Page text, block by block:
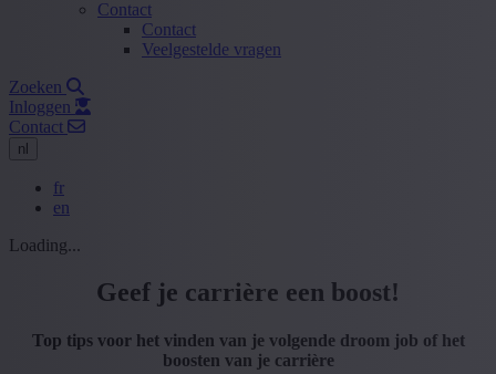
Contact
Contact
Veelgestelde vragen
Zoeken
Inloggen
Contact
nl
fr
en
Loading...
Geef je carrière een boost!
Top tips voor het vinden van je volgende droom job of het
boosten van je carrière